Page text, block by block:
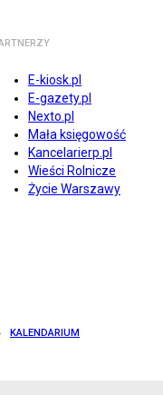
E-kiosk.pl
E-gazety.pl
Nexto.pl
Mała księgowość
Kancelarierp.pl
Wieści Rolnicze
Życie Warszawy
KALENDARIUM